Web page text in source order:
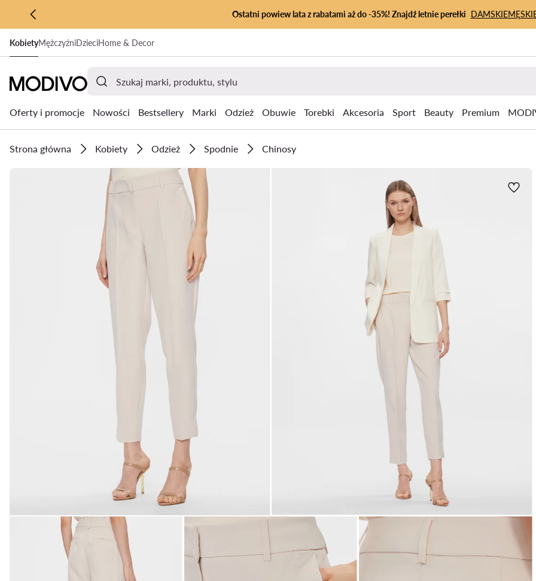
PRZEJDŹ DO GŁÓWNEJ ZAWARTOŚCI
PRZEJDŹ DO WYSZUKIWANIA
Ostatni powiew lata z rabatami aż do -35%! Znajdź letnie perełki DAMSKIE
KobietyMężczyźniDzieciHome & Decor
Oferty i promocje Nowości Bestsellery Marki Odzież Obuwie Torebki Akcesoria Sport Beauty Premium
Strona główna Kobiety Odzież Spodnie Chinosy